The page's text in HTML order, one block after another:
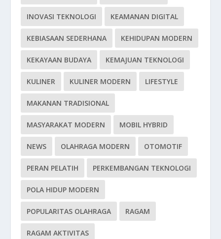
INOVASI TEKNOLOGI KEAMANAN DIGITAL
KEBIASAAN SEDERHANA KEHIDUPAN MODERN
KEKAYAAN BUDAYA KEMAJUAN TEKNOLOGI
KULINER KULINER MODERN LIFESTYLE
MAKANAN TRADISIONAL
MASYARAKAT MODERN MOBIL HYBRID
NEWS OLAHRAGA MODERN OTOMOTIF
PERAN PELATIH PERKEMBANGAN TEKNOLOGI
POLA HIDUP MODERN
POPULARITAS OLAHRAGA RAGAM
RAGAM AKTIVITAS